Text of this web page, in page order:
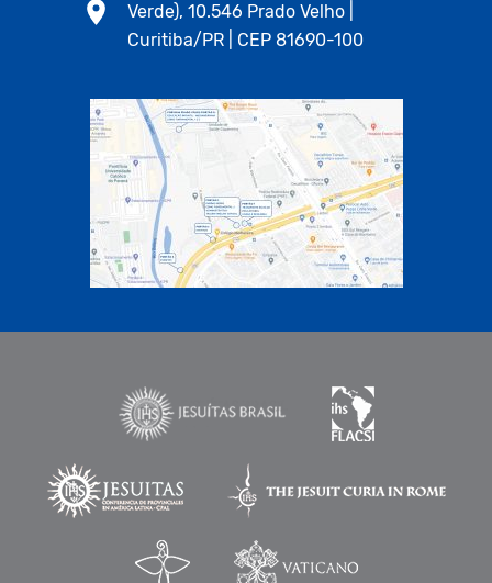
Verde), 10.546 Prado Velho |
Curitiba/PR | CEP 81690-100